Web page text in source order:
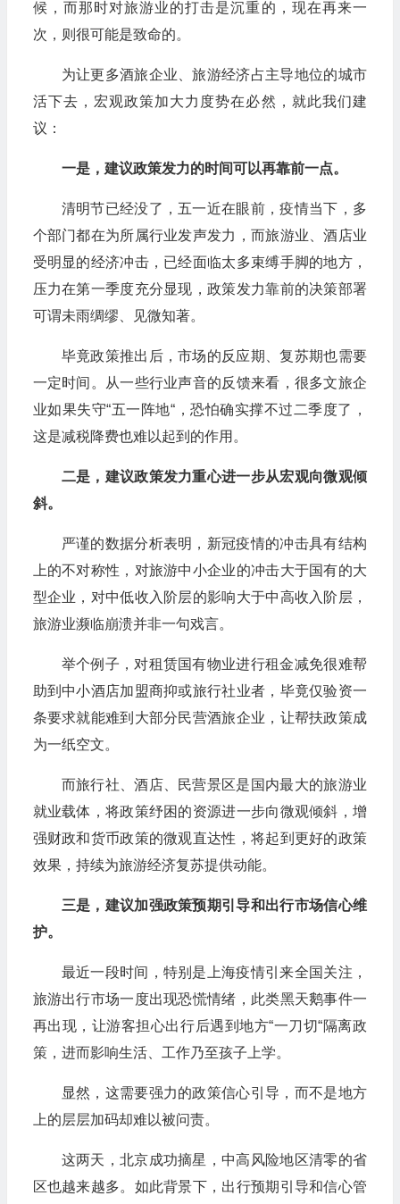
候，而那时对旅游业的打击是沉重的，现在再来一
次，则很可能是致命的。
为让更多酒旅企业、旅游经济占主导地位的城市
活下去，宏观政策加大力度势在必然，就此我们建
议：
一是，建议政策发力的时间可以再靠前一点。
清明节已经没了，五一近在眼前，疫情当下，多
个部门都在为所属行业发声发力，而旅游业、酒店业
受明显的经济冲击，已经面临太多束缚手脚的地方，
压力在第一季度充分显现，政策发力靠前的决策部署
可谓未雨绸缪、见微知著。
毕竟政策推出后，市场的反应期、复苏期也需要
一定时间。从一些行业声音的反馈来看，很多文旅企
业如果失守“五一阵地“，恐怕确实撑不过二季度了，
这是减税降费也难以起到的作用。
二是，建议政策发力重心进一步从宏观向微观倾
斜。
严谨的数据分析表明，新冠疫情的冲击具有结构
上的不对称性，对旅游中小企业的冲击大于国有的大
型企业，对中低收入阶层的影响大于中高收入阶层，
旅游业濒临崩溃并非一句戏言。
举个例子，对租赁国有物业进行租金减免很难帮
助到中小酒店加盟商抑或旅行社业者，毕竟仅验资一
条要求就能难到大部分民营酒旅企业，让帮扶政策成
为一纸空文。
而旅行社、酒店、民营景区是国内最大的旅游业
就业载体，将政策纾困的资源进一步向微观倾斜，增
强财政和货币政策的微观直达性，将起到更好的政策
效果，持续为旅游经济复苏提供动能。
三是，建议加强政策预期引导和出行市场信心维
护。
最近一段时间，特别是上海疫情引来全国关注，
旅游出行市场一度出现恐慌情绪，此类黑天鹅事件一
再出现，让游客担心出行后遇到地方“一刀切“隔离政
策，进而影响生活、工作乃至孩子上学。
显然，这需要强力的政策信心引导，而不是地方
上的层层加码却难以被问责。
这两天，北京成功摘星，中高风险地区清零的省
区也越来越多。如此背景下，出行预期引导和信心管